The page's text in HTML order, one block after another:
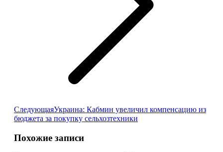
СледующаяСледующая
запись:
Украина: Кабмин увеличил компенсацию из
бюджета за покупку сельхозтехники
Похожие записи